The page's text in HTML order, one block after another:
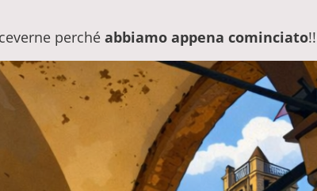
perché abbiamo appena cominciato